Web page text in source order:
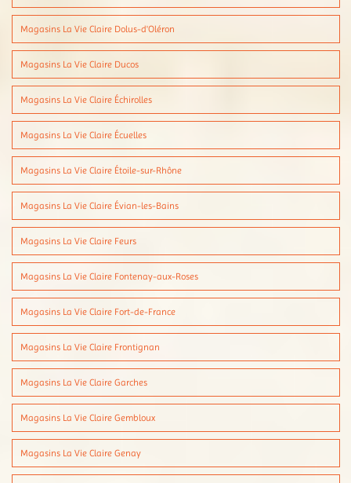
Magasins La Vie Claire Dolus-d'Oléron
Magasins La Vie Claire Ducos
Magasins La Vie Claire Échirolles
Magasins La Vie Claire Écuelles
Magasins La Vie Claire Étoile-sur-Rhône
Magasins La Vie Claire Évian-les-Bains
Magasins La Vie Claire Feurs
Magasins La Vie Claire Fontenay-aux-Roses
Magasins La Vie Claire Fort-de-France
Magasins La Vie Claire Frontignan
Magasins La Vie Claire Garches
Magasins La Vie Claire Gembloux
Magasins La Vie Claire Genay